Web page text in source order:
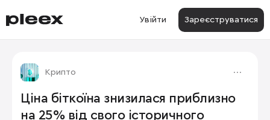
Увійти Зареєструватися
Крипто
Ціна біткоїна знизилася приблизно
на 25% від свого історичного